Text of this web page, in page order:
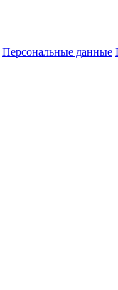
Персональные данные